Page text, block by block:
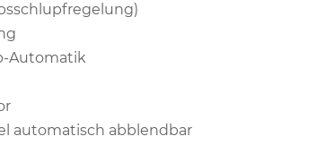
Automatik
automatisch abblendbar